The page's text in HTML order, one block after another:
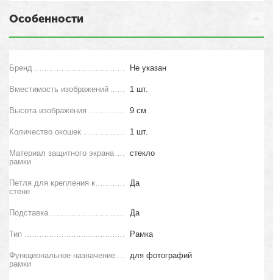
Особенности
Бренд Не указан
Вместимость изображений 1 шт.
Высота изображения 9 см
Количество окошек 1 шт.
Материал защитного экрана
рамки
стекло
Петля для крепления к
стене
Да
Подставка Да
Тип Рамка
Функциональное назначение
рамки
для фотографий